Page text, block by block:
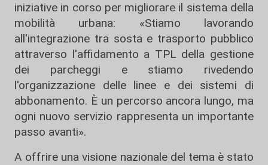
iniziative in corso per migliorare il sistema della
mobilità urbana: «Stiamo lavorando
all'integrazione tra sosta e trasporto pubblico
attraverso l'affidamento a TPL della gestione
dei parcheggi e stiamo rivedendo
l'organizzazione delle linee e dei sistemi di
abbonamento. È un percorso ancora lungo, ma
ogni nuovo servizio rappresenta un importante
passo avanti».
A offrire una visione nazionale del tema è stato